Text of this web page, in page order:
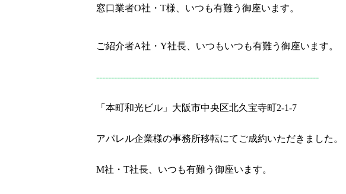
窓口業者O社・T様、いつも有難う御座います。
ご紹介者A社・Y社長、いつもいつも有難う御座います。
---------------------------------------------------------------------------
「本町和光ビル」大阪市中央区北久宝寺町2-1-7
アパレル企業様の事務所移転にてご成約いただきました。
M社・T社長、いつも有難う御座います。